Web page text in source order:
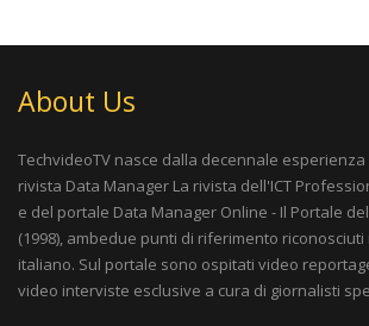
About Us
TechvideoTV nasce dalla decennale
rivista Data Manager La rivista dell'ICT
e del portale Data Manager Online - Il Portale
(1998), ambedue punti di riferimento riconosciuti
italiano. Sul portale sono ospitati video
video interviste esclusive a cura di giornalisti